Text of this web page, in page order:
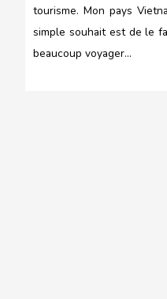
tourisme. Mon pays
simple souhait est de le
beaucoup voyager…